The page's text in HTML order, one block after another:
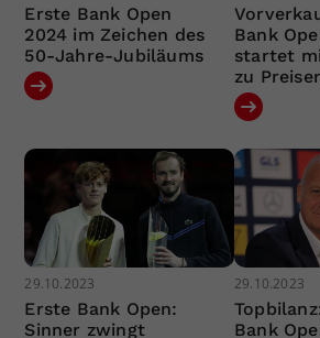
Erste Bank Open
2024 im Zeichen des
50-Jahre-Jubiläums
Bank
startet
zu
29.10.2023
Erste Bank Open:
Sinner zwingt
29.10.2023
Bank